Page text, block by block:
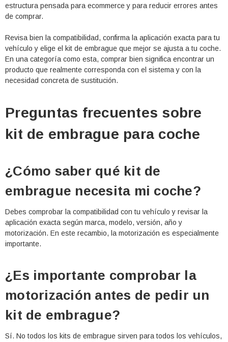
estructura pensada para ecommerce y para reducir errores antes
de comprar.
Revisa bien la compatibilidad, confirma la aplicación exacta para tu
vehículo y elige el kit de embrague que mejor se ajusta a tu coche.
En una categoría como esta, comprar bien significa encontrar un
producto que realmente corresponda con el sistema y con la
necesidad concreta de sustitución.
Preguntas frecuentes sobre
kit de embrague para coche
¿Cómo saber qué kit de
embrague necesita mi coche?
Debes comprobar la compatibilidad con tu vehículo y revisar la
aplicación exacta según marca, modelo, versión, año y
motorización. En este recambio, la motorización es especialmente
importante.
¿Es importante comprobar la
motorización antes de pedir un
kit de embrague?
Sí. No todos los kits de embrague sirven para todos los vehículos,